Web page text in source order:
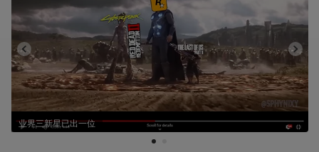
业界三新星已出一位
1